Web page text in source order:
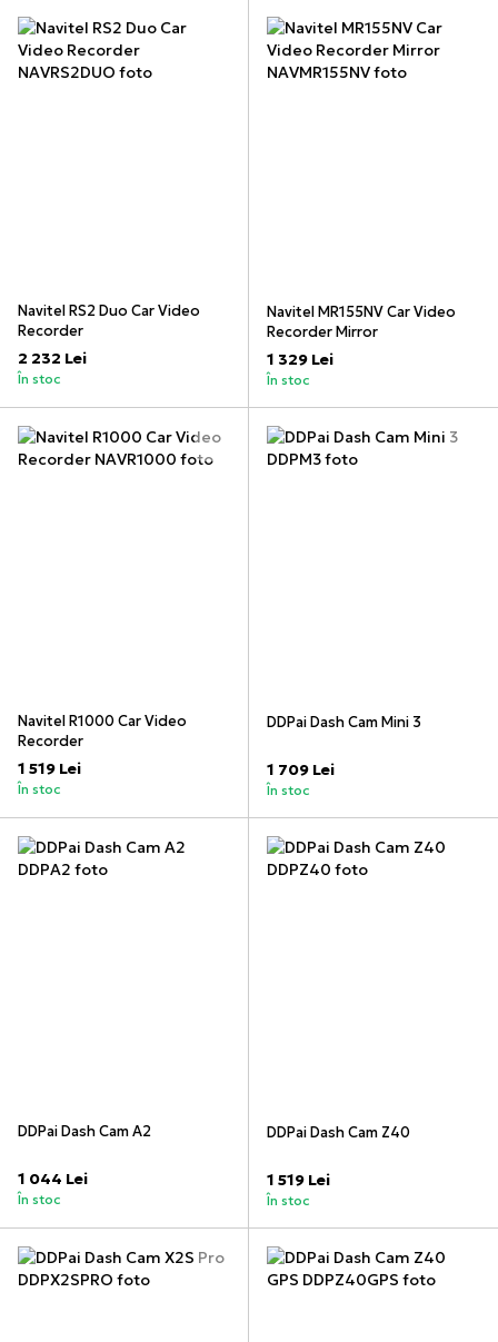
Navitel RS2 Duo Car Video
Recorder
2 232 Lei
În stoc
Navitel MR155NV Car Video
Recorder Mirror
1 329 Lei
În stoc
Navitel R1000 Car Video
Recorder
1 519 Lei
În stoc
DDPai Dash Cam Mini 3
1 709 Lei
În stoc
DDPai Dash Cam A2
1 044 Lei
În stoc
DDPai Dash Cam Z40
1 519 Lei
În stoc